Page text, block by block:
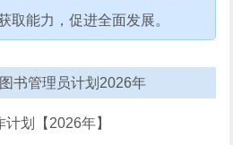
取能力，促进全面发展。
书管理员计划2026年
划【2026年】